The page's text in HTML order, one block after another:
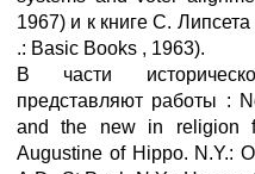
1967) и к книге С.
.: Basic Books , 1963).
В части
представляют работы :
and the new in religion
Augustine of Hippo. N.Y.: